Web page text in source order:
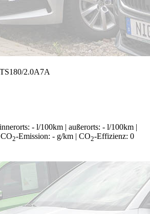
2.0A7A
innerorts: - l/100km | außerorts: - l/100km |
2-Emission: - g/km | CO2-Effizienz: 0